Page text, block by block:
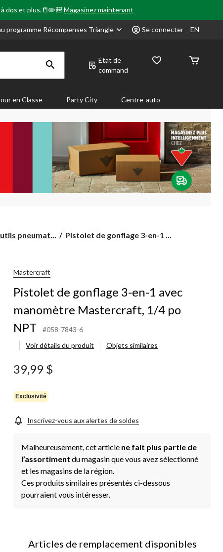
à dos et plus.📒✏️🎒Magasinez maintenant
programme Récompenses Triangle Se connecter EN
État de
command
en Classe Party City Centre-auto
pneumat...
Pistolet
avec
manomètre
Mastercraft,
po
Pistolet de gonflage 3-en-1 ...
Mastercraft
Pistolet de gonflage 3-en-1 avec
manomètre Mastercraft, 1/4 po
NPT
#058-7843-6
Voir détails du produit
Objets similaires
39,99 $
Exclusivité
Inscrivez-vous aux alertes de soldes
Malheureusement, cet article ne fait plus partie de
l’assortiment du magasin que vous avez sélectionné
et les magasins de la région.
Ces produits similaires présentés ci-dessous
pourraient vous intéresser.
Articles de remplacement disponibles